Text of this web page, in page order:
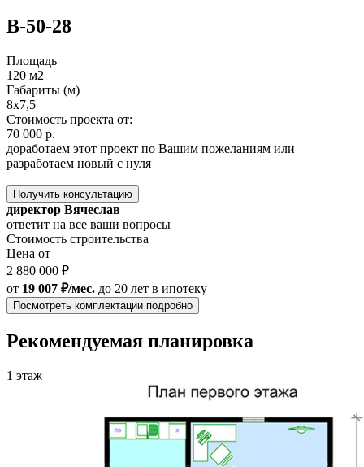
B-50-28
Площадь
120 м2
Габариты (м)
8x7,5
Стоимость проекта от:
70 000 р.
доработаем этот проект по Вашим пожеланиям или
разработаем новый с нуля
Получить консультацию
директор Вячеслав
ответит на все ваши вопросы
Стоимость строительства
Цена от
2 880 000 ₽
от 19 007 ₽/мес. до 20 лет в ипотеку
Посмотреть комплектации подробно
Рекомендуемая планировка
1 этаж